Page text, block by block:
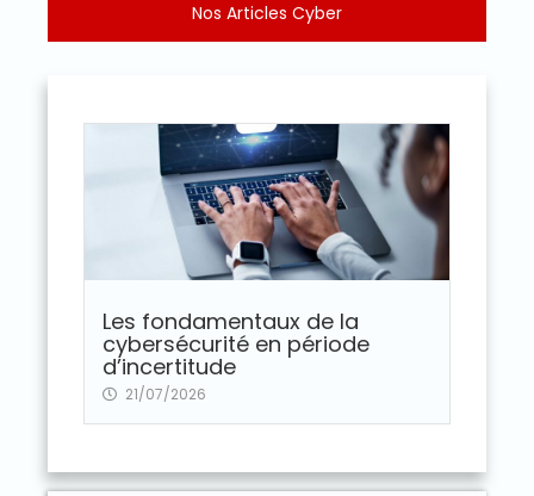
Nos Articles Cyber
Les fondamentaux de la
cybersécurité en période
d’incertitude
21/07/2026